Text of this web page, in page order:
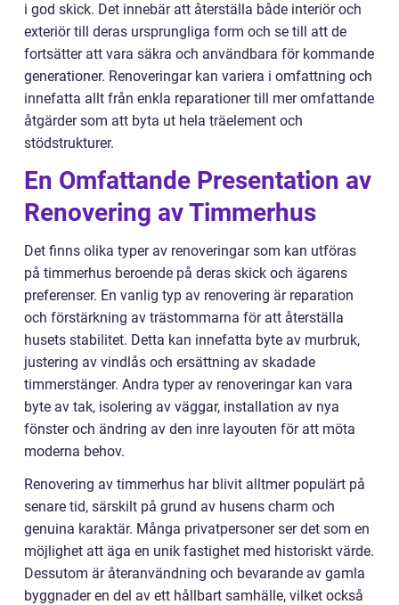
i god skick. Det innebär att återställa både interiör och
exteriör till deras ursprungliga form och se till att de
fortsätter att vara säkra och användbara för kommande
generationer. Renoveringar kan variera i omfattning och
innefatta allt från enkla reparationer till mer omfattande
åtgärder som att byta ut hela träelement och
stödstrukturer.
En Omfattande Presentation av
Renovering av Timmerhus
Det finns olika typer av renoveringar som kan utföras
på timmerhus beroende på deras skick och ägarens
preferenser. En vanlig typ av renovering är reparation
och förstärkning av trästommarna för att återställa
husets stabilitet. Detta kan innefatta byte av murbruk,
justering av vindlås och ersättning av skadade
timmerstänger. Andra typer av renoveringar kan vara
byte av tak, isolering av väggar, installation av nya
fönster och ändring av den inre layouten för att möta
moderna behov.
Renovering av timmerhus har blivit alltmer populärt på
senare tid, särskilt på grund av husens charm och
genuina karaktär. Många privatpersoner ser det som en
möjlighet att äga en unik fastighet med historiskt värde.
Dessutom är återanvändning och bevarande av gamla
byggnader en del av ett hållbart samhälle, vilket också